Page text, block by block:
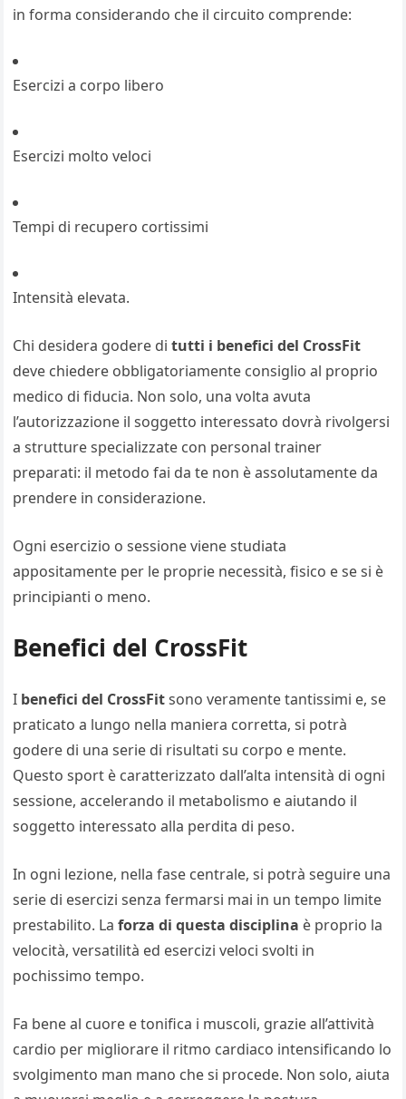
in forma considerando che il circuito comprende:
Esercizi a corpo libero
Esercizi molto veloci
Tempi di recupero cortissimi
Intensità elevata.
Chi desidera godere ditutti i benefici del CrossFit
deve chiedere obbligatoriamente consiglio al proprio
medico di fiducia. Non solo, una volta avuta
l’autorizzazione il soggetto interessato dovrà rivolgersi
a strutture specializzate con personal trainer
preparati: il metodo fai da te non è assolutamente da
prendere in considerazione.
Ogni esercizio o sessione viene studiata
appositamente per le proprie necessità, fisico e se si è
principianti o meno.
Benefici del CrossFit
I benefici del CrossFitsono veramente tantissimi e, se
praticato a lungo nella maniera corretta, si potrà
godere di una serie di risultati su corpo e mente.
Questo sport è caratterizzato dall’alta intensità di ogni
sessione, accelerando il metabolismo e aiutando il
soggetto interessato alla perdita di peso.
In ogni lezione, nella fase centrale, si potrà seguire una
serie di esercizi senza fermarsi mai in un tempo limite
prestabilito. La forza di questa disciplina è proprio la
velocità, versatilità ed esercizi veloci svolti in
pochissimo tempo.
Fa bene al cuore e tonifica i muscoli, grazie all’attività
cardio per migliorare il ritmo cardiaco intensificando lo
svolgimento man mano che si procede. Non solo, aiuta